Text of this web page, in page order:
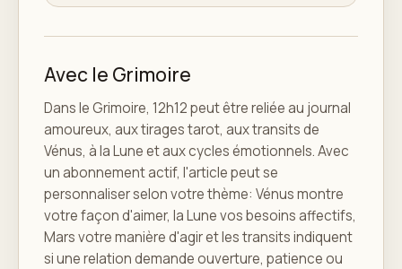
Avec le Grimoire
Dans le Grimoire, 12h12 peut être reliée au journal
amoureux, aux tirages tarot, aux transits de
Vénus, à la Lune et aux cycles émotionnels. Avec
un abonnement actif, l'article peut se
personnaliser selon votre thème: Vénus montre
votre façon d'aimer, la Lune vos besoins affectifs,
Mars votre manière d'agir et les transits indiquent
si une relation demande ouverture, patience ou